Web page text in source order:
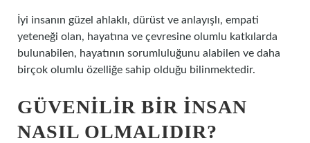
İyi insanın güzel ahlaklı, dürüst ve anlayışlı, empati
yeteneği olan, hayatına ve çevresine olumlu katkılarda
bulunabilen, hayatının sorumluluğunu alabilen ve daha
birçok olumlu özelliğe sahip olduğu bilinmektedir.
GÜVENILIR BIR INSAN
NASIL OLMALIDIR?